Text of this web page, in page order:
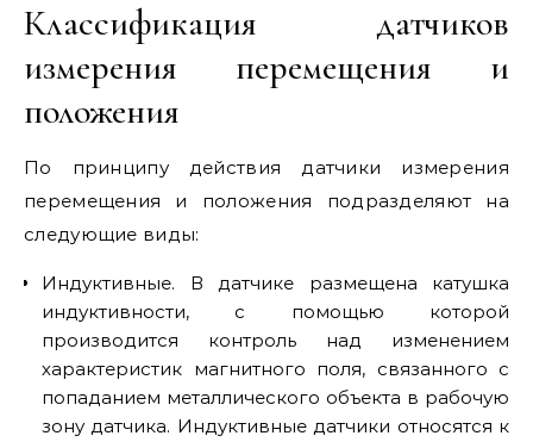
Классификация датчиков
измерения перемещения и
положения
По принципу действия датчики измерения
перемещения и положения подразделяют на
следующие виды:
Индуктивные. В датчике размещена катушка
индуктивности, с помощью которой
производится контроль над изменением
характеристик магнитного поля, связанного с
попаданием металлического объекта в рабочую
зону датчика. Индуктивные датчики относятся к